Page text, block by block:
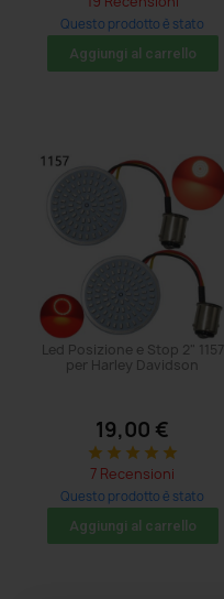
Questo prodotto è stato
acquistato: 419 volte
Aggiungi al carrello
Led Posizione e Stop 2" 1157
per Harley Davidson
19,00 €
star star star star star
7 Recensioni
Questo prodotto è stato
acquistato: 29 volte
Aggiungi al carrello